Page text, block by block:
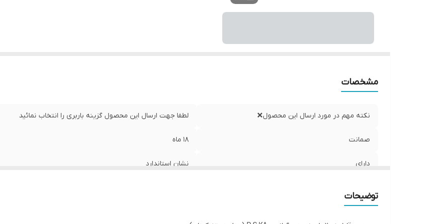
مشخصات
نکته مهم در مورد ارسال این محصول❌ لطفا جهت ارسال این محصول گزینه باربری را انتخاب نمائید
صمانت ۱۸ ماه
دارای نشان استاندارد
توضیحات